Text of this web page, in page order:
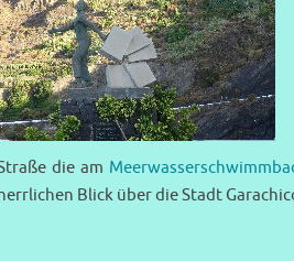
die am
Blick über die Stadt